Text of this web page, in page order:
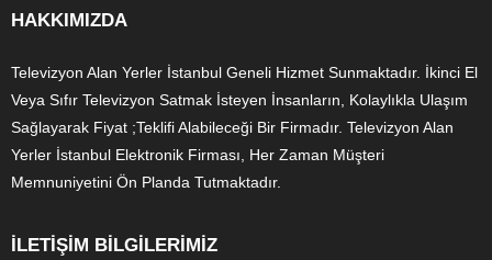
HAKKIMIZDA
Televizyon Alan Yerler İstanbul Geneli Hizmet Sunmaktadır. İkinci El
Veya Sıfır Televizyon Satmak İsteyen İnsanların, Kolaylıkla Ulaşım
Sağlayarak Fiyat ;Teklifi Alabileceği Bir Firmadır. Televizyon Alan
Yerler İstanbul Elektronik Firması, Her Zaman Müşteri
Memnuniyetini Ön Planda Tutmaktadır.
İLETİŞİM BİLGİLERİMİZ